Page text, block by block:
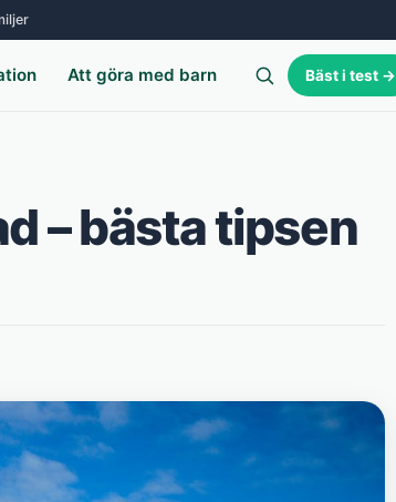
Att göra med barn Bäst i test →
– bästa tipsen